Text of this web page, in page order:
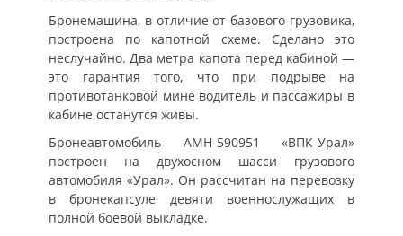
Бронемашина, в отличие от базового грузовика,
построена по капотной схеме. Сделано это
неслучайно. Два метра капота перед кабиной —
это гарантия того, что при подрыве на
противотанковой мине водитель и пассажиры в
кабине останутся живы.
Бронеавтомобиль АМН-590951 «ВПК-Урал»
построен на двухосном шасси грузового
автомобиля «Урал». Он рассчитан на перевозку
в бронекапсуле девяти военнослужащих в
полной боевой выкладке.